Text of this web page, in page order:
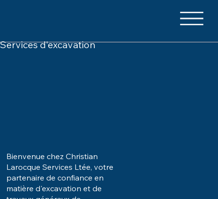
Bienvenue chez Christian
Larocque Services Ltée, votre
partenaire de confiance en
matière d'excavation et de
Services d'excavation